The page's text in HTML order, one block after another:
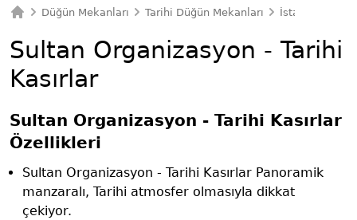
Düğün Mekanları Tarihi Düğün Mekanları İstanbul Tarihi
Sultan Organizasyon - Tarihi
Kasırlar
Sultan Organizasyon - Tarihi Kasırlar
Özellikleri
Sultan Organizasyon - Tarihi Kasırlar Panoramik
manzaralı, Tarihi atmosfer olmasıyla dikkat
çekiyor.